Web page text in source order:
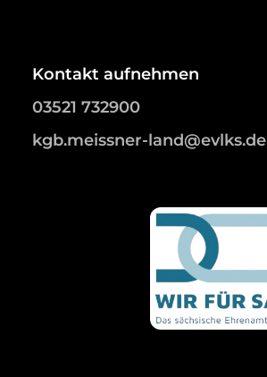
Kontakt aufnehmen
03521 732900
kgb.meissner-land@evlks.de